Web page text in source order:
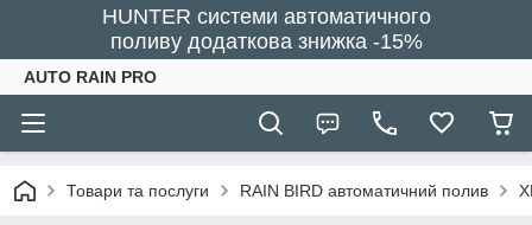
HUNTER системи автоматичного
поливу додаткова знижка -15%
AUTO RAIN PRO
Товари та послуги RAIN BIRD автоматичний полив